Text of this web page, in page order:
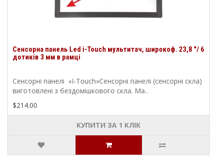
Сенсорна панель Led i-Touch мультитач, широкоф. 23,8 "/ 6
дотиків 3 мм в рамці
Сенсорні панелі «I-Touch»Сенсорні панелі (сенсорні скла)
виготовлені з бездомішкового скла. Ма..
$214.00
КУПИТИ ЗА 1 КЛIК